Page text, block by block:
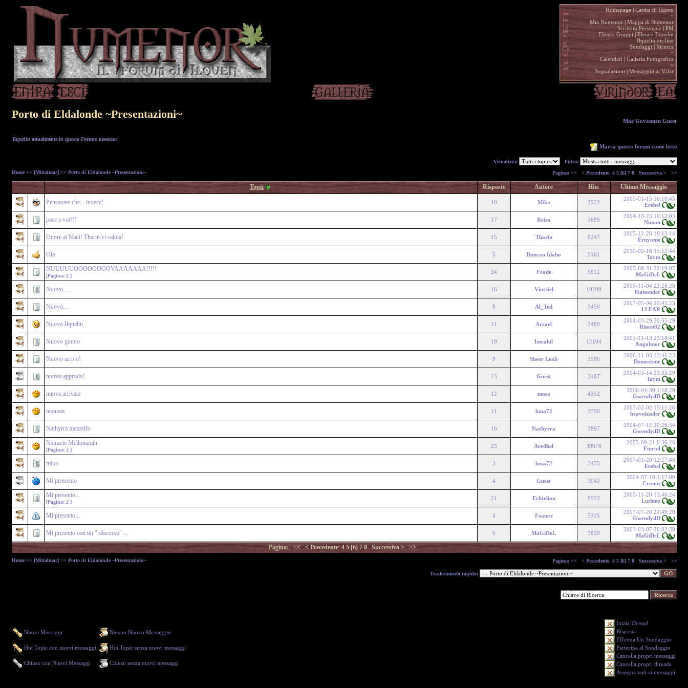
Homepage| Cartha di Ilquen .
~.
Mia Numenor | Mappa di Numenor .
Scrittoio Personale| PM .
Elenco Gruppi | Elenco Ilquelin .
Ilquelin on-line .
Sondaggi | Ricerca .
~.
Calendari | Galleria Fotografica .
~.
Segnalazioni| Messaggio ai Valar .
Porto di Eldalonde ~Presentazioni~
Mae Govannen Guest
Ilquelin attualmente in questo Forum: nessuno
Marca questo forum come letto
Visualizza:
Filtro:
Home>> [Mittalmar]>> Porto di Eldalonde ~Presentazioni~ Pagina: << < Precedente 4 5 [6] 7 8 Successiva > >>
Topic Risposte Autore Hits Ultimo Messaggio
Pensavate che... invece! 10 Miko 3522
2005-01-15 16:10:45
Erebel
pace a voi!!! 17 Reira 3689
2004-10-23 16:12:03
Niman
Onore ai Nani! Tharin vi saluta! 15 Tharin 8247
2005-12-28 16:13:14
Eruyome
Ola 5 Duncan Idaho 5161
2010-09-16 15:12:44
Taym
NUUUUUOOOOOOOOVAAAAAAA!!!!!
[Pagina: 2]
24 Feade 9812
2005-08-31 22:19:07
MaGiDeL
Nuovo...... 16 Vintriel 10209
2005-11-04 22:28:28
Haisonder
Nuovo... 8 Al_Ted 3459
2007-05-04 10:45:23
LLEAR
Nuovo Ilquelin 11 Azrael 3489
2004-03-29 20:55:29
Rinon82
Nuovo giunto 19 Imrahil 12104
2005-11-13 23:18:41
Angalmor
Nuovo arrivo! 9 Sheer Leah 3586
2006-11-03 13:41:23
Demostene
nuovo approdo! 13 Guest 3187
2004-03-14 23:33:29
Taym
nuova arrivata 12 nessa 4352
2006-04-30 1:18:20
GwendydD
neonata 11 luna72 3790
2007-02-02 15:11:26
bravoleader
Nathyrra mezzelfo 16 Nathyrra 3867
2004-07-12 20:26:34
GwendydD
Namarie Mellonamin
[Pagina: 2]
23 Aredhel 39976
2005-09-21 0:36:26
Finrod
miko 3 luna72 3455
2007-01-20 12:27:46
Erebel
Mi ptresento 4 Guest 3043
2004-07-10 1:17:00
Cronos
Mi presento...
[Pagina: 2]
21 Echtelion 8953
2005-11-20 13:46:24
Luthien
Mi presento... 4 Feanor 5315
2007-07-20 21:49:20
GwendydD
Mi presento con un " discorso" ... 0 MaGiDeL 3829
2003-03-07 20:02:30
MaGiDeL
Pagina: << < Precedente 4 5 [6] 7 8 Successiva > >>
Home>> [Mittalmar]>> Porto di Eldalonde ~Presentazioni~ Pagina: << < Precedente 4 5 [6] 7 8 Successiva > >>
Trasferimento rapido:
Nuovi Messaggi Nessun Nuovo Messaggio
Hot Topic con nuovi messaggi Hot Topic senza nuovi messaggi
Chiuso con Nuovi Messaggi Chiuso senza nuovi messaggi
Inizia Thread
Risposta
Effettua Un Sondaggio
Partecipa al Sondaggio
Cancella propri messaggi
Cancella propri threads
Assegna voti ai messaggi